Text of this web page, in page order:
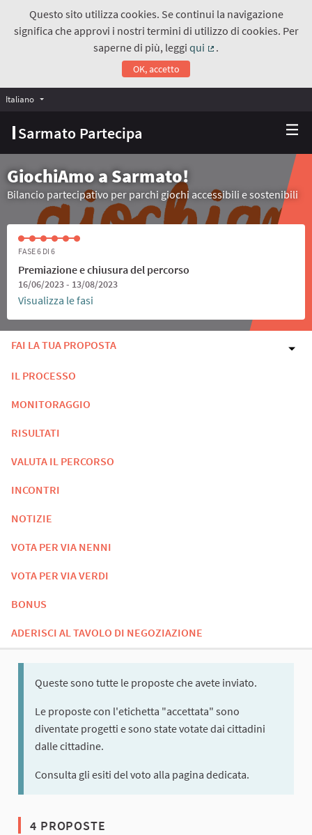
Questo sito utilizza cookies. Se continui la navigazione
significa che approvi i nostri termini di utilizzo di cookies. Per
saperne di più, leggiqui
.
OK, accetto
Sarmato Partecipa
Italiano Choose language
GiochiAmo a Sarmato!
Bilancio partecipativo per parchi giochi accessibili e sostenibili
FASE 6 DI 6
Premiazione e chiusura del percorso
16/06/2023 - 13/08/2023
Visualizza le fasi
FAI LA TUA PROPOSTA
IL PROCESSO
MONITORAGGIO
RISULTATI
VALUTA IL PERCORSO
INCONTRI
NOTIZIE
VOTA PER VIA NENNI
VOTA PER VIA VERDI
BONUS
ADERISCI AL TAVOLO DI NEGOZIAZIONE
Queste sono tutte le proposte che avete inviato.
Le proposte con l'etichetta "accettata" sono
diventate progetti e sono state votate dai cittadini
dalle cittadine.
Consulta gli esiti del voto alla pagina dedicata.
4 PROPOSTE